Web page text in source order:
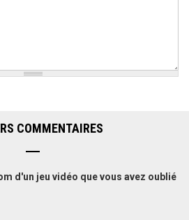
COMMENTAIRES
d'un jeu vidéo que vous avez oublié